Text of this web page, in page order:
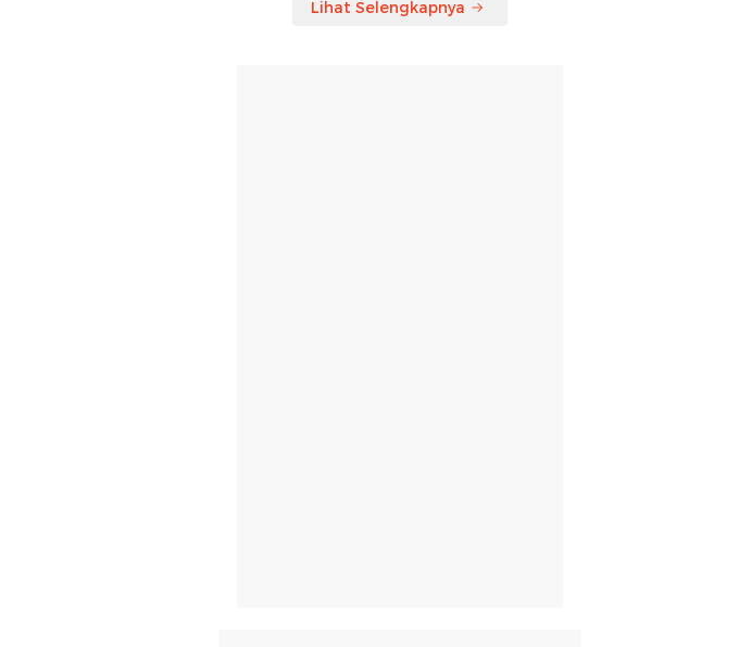
Lihat Selengkapnya